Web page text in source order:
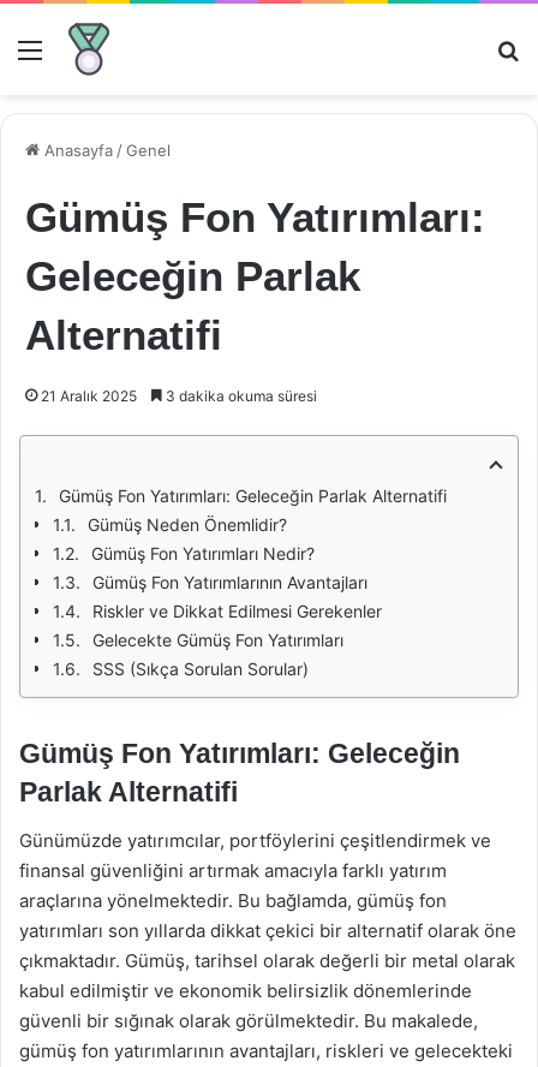
Menü
Anasayfa /Genel
Gümüş Fon Yatırımları:
Geleceğin Parlak
Alternatifi
21 Aralık 2025 3 dakika okuma süresi
Gümüş Fon Yatırımları: Geleceğin Parlak Alternatifi
Gümüş Neden Önemlidir?
Gümüş Fon Yatırımları Nedir?
Gümüş Fon Yatırımlarının Avantajları
Riskler ve Dikkat Edilmesi Gerekenler
Gelecekte Gümüş Fon Yatırımları
SSS (Sıkça Sorulan Sorular)
Gümüş Fon Yatırımları: Geleceğin
Parlak Alternatifi
Günümüzde yatırımcılar, portföylerini çeşitlendirmek ve
finansal güvenliğini artırmak amacıyla farklı yatırım
araçlarına yönelmektedir. Bu bağlamda, gümüş fon
yatırımları son yıllarda dikkat çekici bir alternatif olarak öne
çıkmaktadır. Gümüş, tarihsel olarak değerli bir metal olarak
kabul edilmiştir ve ekonomik belirsizlik dönemlerinde
güvenli bir sığınak olarak görülmektedir. Bu makalede,
gümüş fon yatırımlarının avantajları, riskleri ve gelecekteki